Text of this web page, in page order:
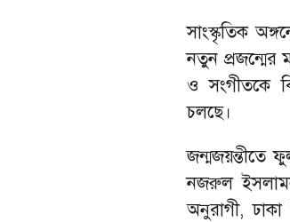
সাংস্কৃতিক
নতুন প্রজন্মের
ও সংগীতকে
চলছে।
জন্মজয়ন্তীতে
নজরুল
অনুরাগী, ঢাকা